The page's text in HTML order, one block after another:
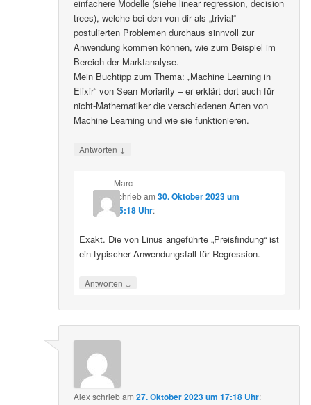
einfachere Modelle (siehe linear regression, decision
trees), welche bei den von dir als „trivial“
postulierten Problemen durchaus sinnvoll zur
Anwendung kommen können, wie zum Beispiel im
Bereich der Marktanalyse.
Mein Buchtipp zum Thema: „Machine Learning in
Elixir“ von Sean Moriarity – er erklärt dort auch für
nicht-Mathematiker die verschiedenen Arten von
Machine Learning und wie sie funktionieren.
Antworten ↓
Marc
schriebam 30. Oktober 2023 um
15:18 Uhr:
Exakt. Die von Linus angeführte „Preisfindung“ ist
ein typischer Anwendungsfall für Regression.
Antworten ↓
Alexschriebam27. Oktober 2023 um 17:18 Uhr: